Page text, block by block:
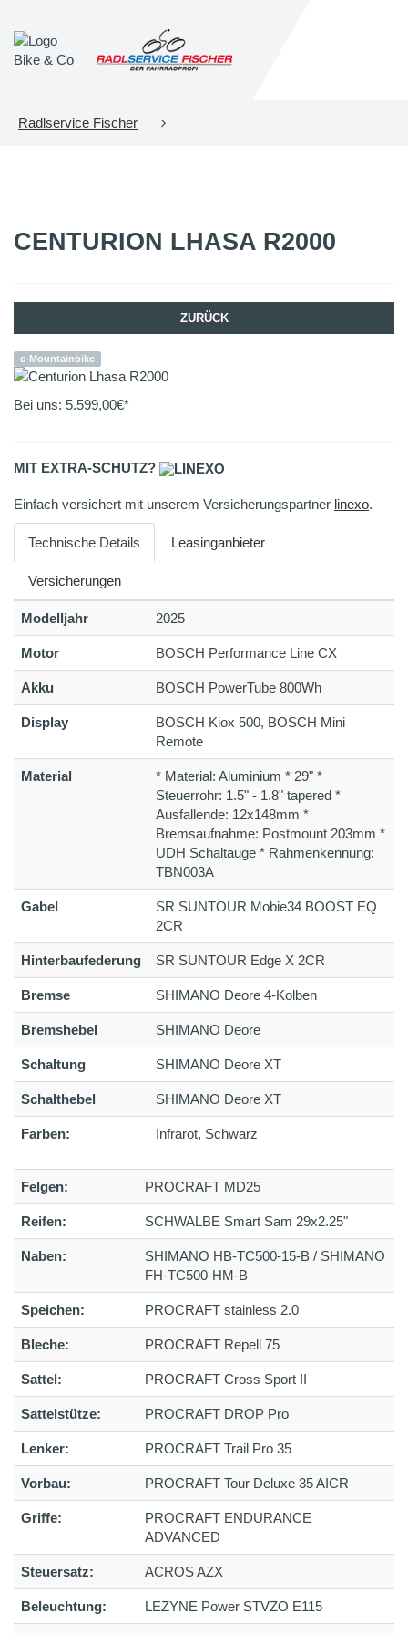
Radlservice Fischer
CENTURION LHASA R2000
ZURÜCK
e-Mountainbike
Bei uns: 5.599,00€*
MIT EXTRA-SCHUTZ?
Einfach versichert mit unserem Versicherungspartner linexo.
Technische Details Leasinganbieter
Versicherungen
Modelljahr 2025
Motor BOSCH Performance Line CX
Akku BOSCH PowerTube 800Wh
Display
BOSCH Kiox 500, BOSCH Mini
Remote
Material
* Material: Aluminium * 29" *
Steuerrohr: 1.5" - 1.8" tapered *
Ausfallende: 12x148mm *
Bremsaufnahme: Postmount 203mm *
UDH Schaltauge * Rahmenkennung:
TBN003A
Gabel
SR SUNTOUR Mobie34 BOOST EQ
2CR
Hinterbaufederung SR SUNTOUR Edge X 2CR
Bremse SHIMANO Deore 4-Kolben
Bremshebel SHIMANO Deore
Schaltung SHIMANO Deore XT
Schalthebel SHIMANO Deore XT
Farben: Infrarot, Schwarz
Felgen: PROCRAFT MD25
Reifen: SCHWALBE Smart Sam 29x2.25"
Naben:
SHIMANO HB-TC500-15-B / SHIMANO
FH-TC500-HM-B
Speichen: PROCRAFT stainless 2.0
Bleche: PROCRAFT Repell 75
Sattel: PROCRAFT Cross Sport II
Sattelstütze: PROCRAFT DROP Pro
Lenker: PROCRAFT Trail Pro 35
Vorbau: PROCRAFT Tour Deluxe 35 AICR
Griffe:
PROCRAFT ENDURANCE
ADVANCED
Steuersatz: ACROS AZX
Beleuchtung: LEZYNE Power STVZO E115